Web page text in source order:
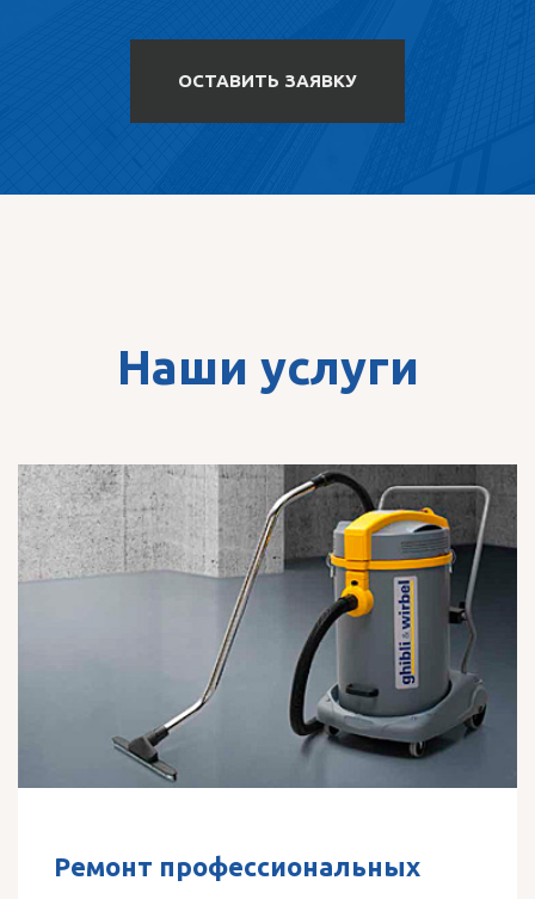
ОСТАВИТЬ ЗАЯВКУ
Наши услуги
Ремонт профессиональных